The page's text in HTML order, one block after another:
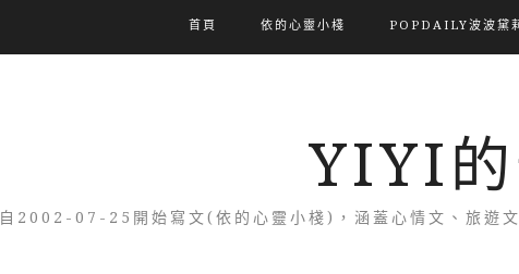
首頁 依的心靈小棧 POPDAILY波波黛
YIYI
自2002-07-25開始寫文(依的心靈小棧)，涵蓋心情文、旅遊